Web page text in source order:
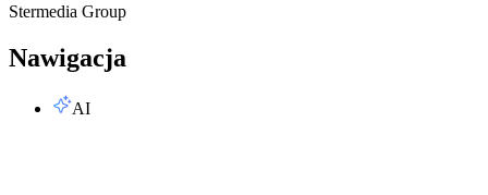
Stermedia Group
Nawigacja
AI